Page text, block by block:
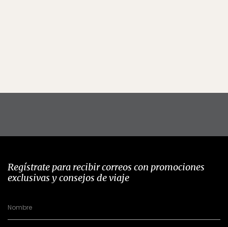
Regístrate para recibir correos con promociones
exclusivas y consejos de viaje